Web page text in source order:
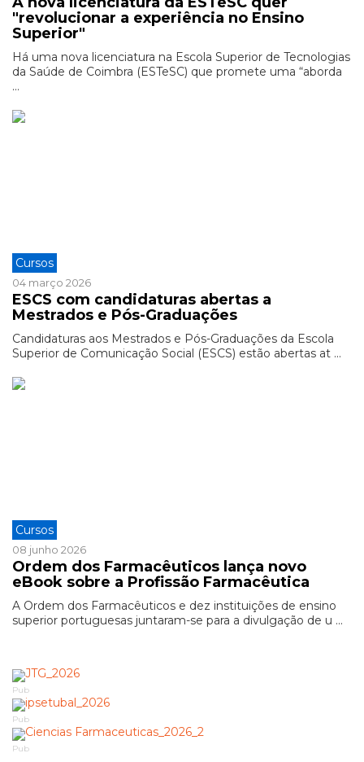
"revolucionar a experiência no Ensino
Superior"
Há uma nova licenciatura na Escola Superior de Tecnologias
da Saúde de Coimbra (ESTeSC) que promete uma “aborda
...
Cursos
04 março 2026
ESCS com candidaturas abertas a
Mestrados e Pós-Graduações
Candidaturas aos Mestrados e Pós-Graduações da Escola
Superior de Comunicação Social (ESCS) estão abertas at ...
Cursos
08 junho 2026
Ordem dos Farmacêuticos lança novo
eBook sobre a Profissão Farmacêutica
A Ordem dos Farmacêuticos e dez instituições de ensino
superior portuguesas juntaram-se para a divulgação de u ...
Pub
Pub
Pub